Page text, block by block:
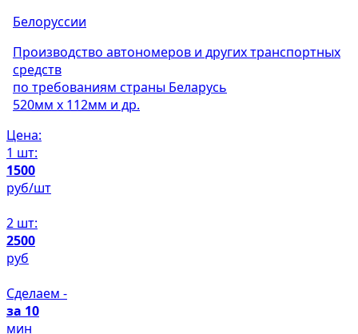
Белоруссии
Производство автономеров и других транспортных
средств
по требованиям страны Беларусь
520мм х 112мм и др.
Цена:
1 шт:
1500
руб/шт
2 шт:
2500
руб
Сделаем -
за 10
мин